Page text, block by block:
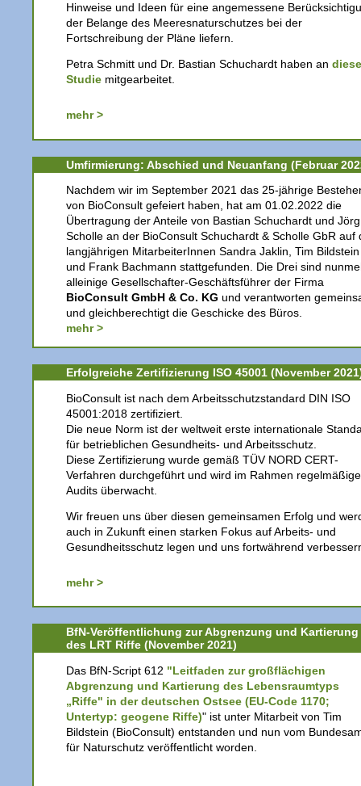
Hinweise und Ideen für eine angemessene
der Belange des Meeresnaturschutzes bei der
Fortschreibung der Pläne liefern.
Petra Schmitt und Dr. Bastian Schuchardt haben an
Studie mitgearbeitet.
mehr >
Umfirmierung: Abschied und Neuanfang (Februar
Nachdem wir im September 2021 das 25-jährige
von BioConsult gefeiert haben, hat am 01.02.2022 die
Übertragung der Anteile von Bastian Schuchardt und Jörg
Scholle an der BioConsult Schuchardt & Scholle GbR auf
langjährigen MitarbeiterInnen Sandra Jaklin, Tim Bildstein
und Frank Bachmann stattgefunden. Die Drei sind
alleinige Gesellschafter-Geschäftsführer der Firma
BioConsult GmbH & Co. KG und verantworten
und gleichberechtigt die Geschicke des Büros.
mehr >
Erfolgreiche Zertifizierung ISO 45001 (November
BioConsult ist nach dem Arbeitsschutzstandard DIN ISO
45001:2018 zertifiziert.
Die neue Norm ist der weltweit erste internationale
für betrieblichen Gesundheits- und Arbeitsschutz.
Diese Zertifizierung wurde gemäß TÜV NORD CERT-
Verfahren durchgeführt und wird im Rahmen
Audits überwacht.
Wir freuen uns über diesen gemeinsamen Erfolg und
auch in Zukunft einen starken Fokus auf Arbeits- und
Gesundheitsschutz legen und uns fortwährend
mehr >
BfN-Veröffentlichung zur Abgrenzung und Kartierung
des LRT Riffe (November 2021)
Das BfN-Script 612 "Leitfaden zur großflächigen
Abgrenzung und Kartierung des Lebensraumtyps
„Riffe" in der deutschen Ostsee (EU-Code 1170;
Untertyp: geogene Riffe)" ist unter Mitarbeit von Tim
Bildstein (BioConsult) entstanden und nun vom
für Naturschutz veröffentlicht worden.